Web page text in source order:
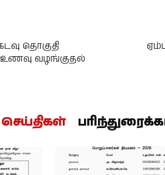
தொகுதி
வழங்குதல்